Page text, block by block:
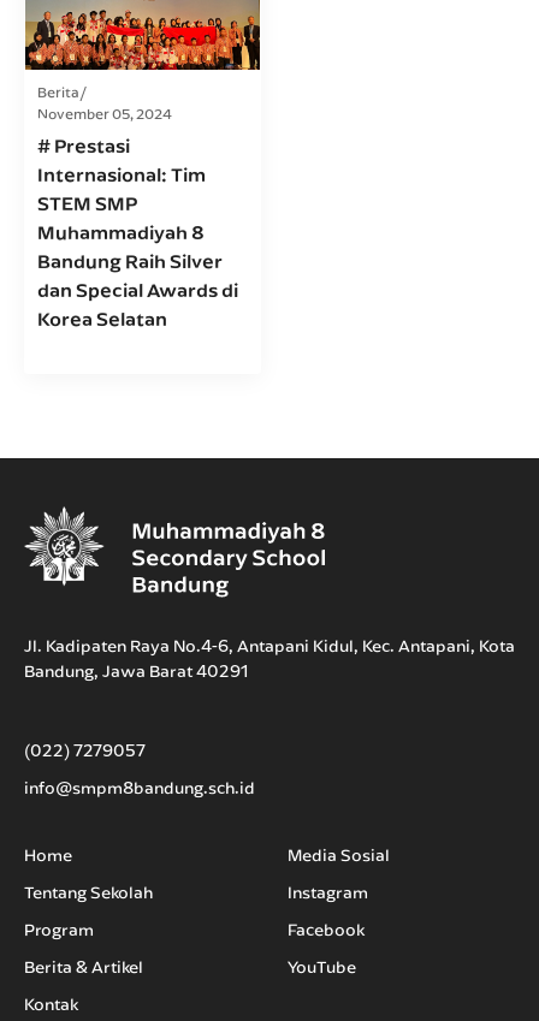
Berita
November 05, 2024
# Prestasi
Internasional: Tim
STEM SMP
Muhammadiyah 8
Bandung Raih Silver
dan Special Awards di
Korea Selatan
Jl. Kadipaten Raya No.4-6, Antapani Kidul, Kec. Antapani, Kota
Bandung, Jawa Barat 40291
(022) 7279057
info@smpm8bandung.sch.id
Home
Tentang Sekolah
Program
Berita & Artikel
Kontak
Media Sosial
Instagram
Facebook
YouTube